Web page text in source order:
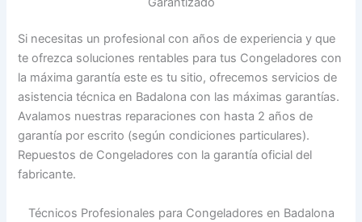
Si necesitas un profesional con años de experiencia y que
te ofrezca soluciones rentables para tus Congeladores con
la máxima garantía este es tu sitio, ofrecemos servicios de
asistencia técnica en Badalona con las máximas garantías.
Avalamos nuestras reparaciones con hasta 2 años de
garantía por escrito (según condiciones particulares).
Repuestos de Congeladores con la garantía oficial del
fabricante.
Técnicos Profesionales para Congeladores en Badalona